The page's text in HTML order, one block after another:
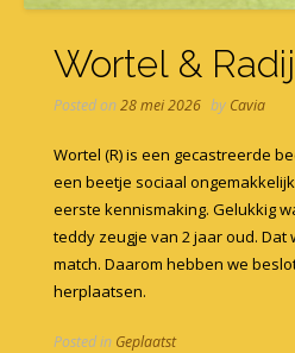
Wortel &
Posted on28 mei 2026 by Cavia
Wortel (R) is een gecastreerde
een beetje sociaal
eerste kennismaking. Gelukkig
teddy zeugje van 2 jaar oud. Dat
match. Daarom hebben we
herplaatsen.
Posted in Geplaatst